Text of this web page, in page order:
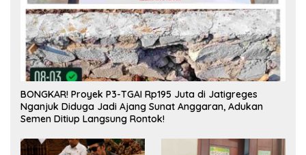
BONGKAR! Proyek P3-TGAI Rp195 Juta di Jatigreges
Nganjuk Diduga Jadi Ajang Sunat Anggaran, Adukan
Semen Ditiup Langsung Rontok!